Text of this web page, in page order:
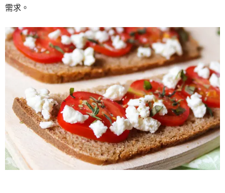
需求。